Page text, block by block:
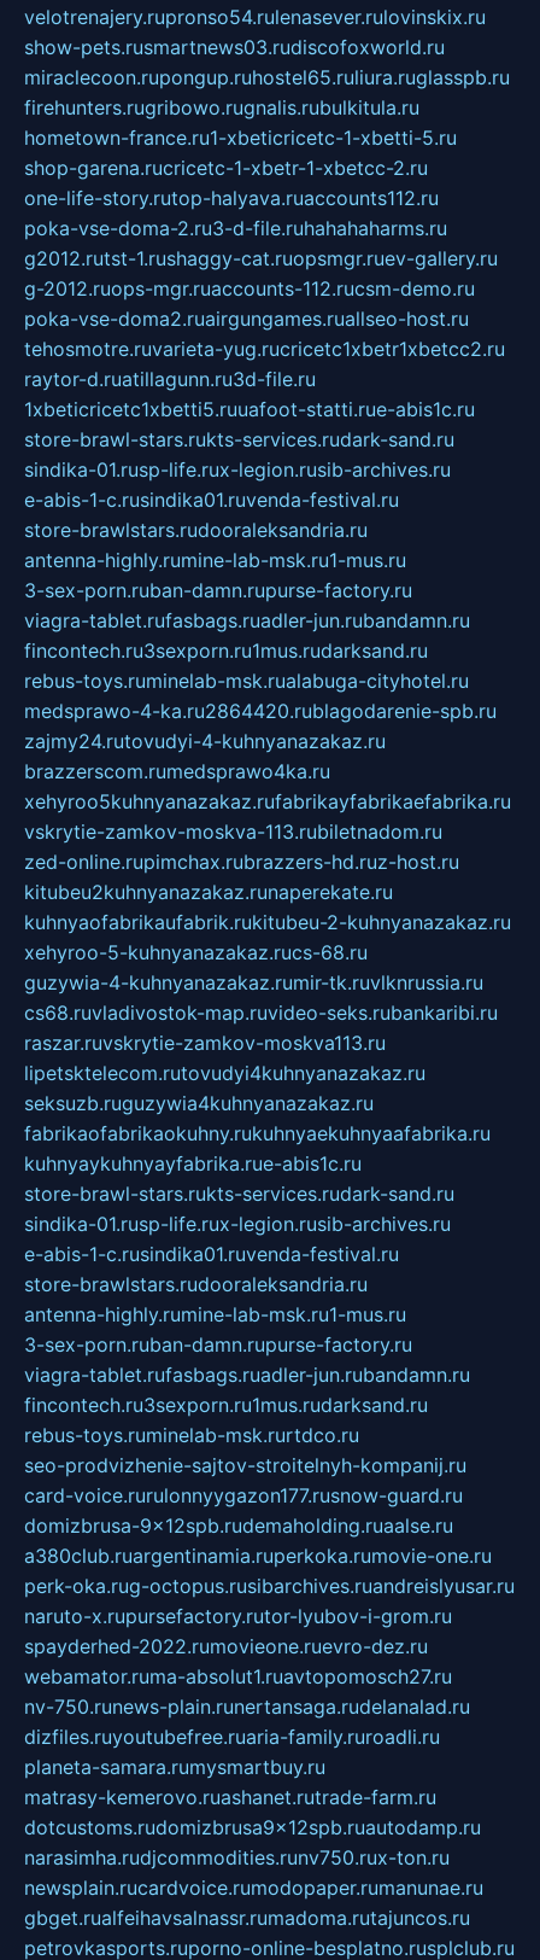
velotrenajery.rupronso54.rulenasever.rulovinskix.ru
show-pets.rusmartnews03.rudiscofoxworld.ru
miraclecoon.rupongup.ruhostel65.ruliura.ruglasspb.ru
firehunters.rugribowo.rugnalis.rubulkitula.ru
hometown-france.ru1-xbeticricetc-1-xbetti-5.ru
shop-garena.rucricetc-1-xbetr-1-xbetcc-2.ru
one-life-story.rutop-halyava.ruaccounts112.ru
poka-vse-doma-2.ru3-d-file.ruhahahaharms.ru
g2012.rutst-1.rushaggy-cat.ruopsmgr.ruev-gallery.ru
g-2012.ruops-mgr.ruaccounts-112.rucsm-demo.ru
poka-vse-doma2.ruairgungames.ruallseo-host.ru
tehosmotre.ruvarieta-yug.rucricetc1xbetr1xbetcc2.ru
raytor-d.ruatillagunn.ru3d-file.ru
1xbeticricetc1xbetti5.ruuafoot-statti.rue-abis1c.ru
store-brawl-stars.rukts-services.rudark-sand.ru
sindika-01.rusp-life.rux-legion.rusib-archives.ru
e-abis-1-c.rusindika01.ruvenda-festival.ru
store-brawlstars.rudooraleksandria.ru
antenna-highly.rumine-lab-msk.ru1-mus.ru
3-sex-porn.ruban-damn.rupurse-factory.ru
viagra-tablet.rufasbags.ruadler-jun.rubandamn.ru
fincontech.ru3sexporn.ru1mus.rudarksand.ru
rebus-toys.ruminelab-msk.rualabuga-cityhotel.ru
medsprawo-4-ka.ru2864420.rublagodarenie-spb.ru
zajmy24.rutovudyi-4-kuhnyanazakaz.ru
brazzerscom.rumedsprawo4ka.ru
xehyroo5kuhnyanazakaz.rufabrikayfabrikaefabrika.ru
vskrytie-zamkov-moskva-113.rubiletnadom.ru
zed-online.rupimchax.rubrazzers-hd.ruz-host.ru
kitubeu2kuhnyanazakaz.runaperekate.ru
kuhnyaofabrikaufabrik.rukitubeu-2-kuhnyanazakaz.ru
xehyroo-5-kuhnyanazakaz.rucs-68.ru
guzywia-4-kuhnyanazakaz.rumir-tk.ruvlknrussia.ru
cs68.ruvladivostok-map.ruvideo-seks.rubankaribi.ru
raszar.ruvskrytie-zamkov-moskva113.ru
lipetsktelecom.rutovudyi4kuhnyanazakaz.ru
seksuzb.ruguzywia4kuhnyanazakaz.ru
fabrikaofabrikaokuhny.rukuhnyaekuhnyaafabrika.ru
kuhnyaykuhnyayfabrika.rue-abis1c.ru
store-brawl-stars.rukts-services.rudark-sand.ru
sindika-01.rusp-life.rux-legion.rusib-archives.ru
e-abis-1-c.rusindika01.ruvenda-festival.ru
store-brawlstars.rudooraleksandria.ru
antenna-highly.rumine-lab-msk.ru1-mus.ru
3-sex-porn.ruban-damn.rupurse-factory.ru
viagra-tablet.rufasbags.ruadler-jun.rubandamn.ru
fincontech.ru3sexporn.ru1mus.rudarksand.ru
rebus-toys.ruminelab-msk.rurtdco.ru
seo-prodvizhenie-sajtov-stroitelnyh-kompanij.ru
card-voice.rurulonnyygazon177.rusnow-guard.ru
domizbrusa-9x12spb.rudemaholding.ruaalse.ru
a380club.ruargentinamia.ruperkoka.rumovie-one.ru
perk-oka.rug-octopus.rusibarchives.ruandreislyusar.ru
naruto-x.rupursefactory.rutor-lyubov-i-grom.ru
spayderhed-2022.rumovieone.ruevro-dez.ru
webamator.ruma-absolut1.ruavtopomosch27.ru
nv-750.runews-plain.runertansaga.rudelanalad.ru
dizfiles.ruyoutubefree.ruaria-family.ruroadli.ru
planeta-samara.rumysmartbuy.ru
matrasy-kemerovo.ruashanet.rutrade-farm.ru
dotcustoms.rudomizbrusa9x12spb.ruautodamp.ru
narasimha.rudjcommodities.runv750.rux-ton.ru
newsplain.rucardvoice.rumodopaper.rumanunae.ru
gbget.rualfeihavsalnassr.rumadoma.rutajuncos.ru
petrovkasports.ruporno-online-besplatno.rusplclub.ru